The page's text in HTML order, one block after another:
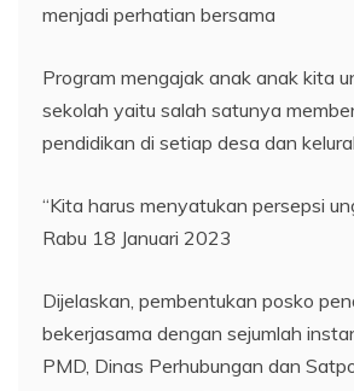
menjadi perhatian bersama
Program mengajak anak anak kita
sekolah yaitu salah satunya
pendidikan di setiap desa dan
“Kita harus menyatukan persepsi
Rabu 18 Januari 2023
Dijelaskan, pembentukan posko
bekerjasama dengan sejumlah
PMD, Dinas Perhubungan dan